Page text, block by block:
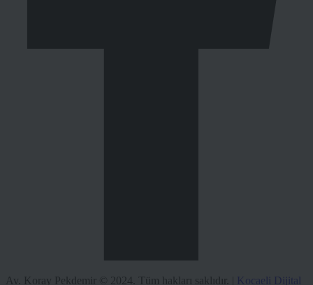
Av. Koray Pekdemir © 2024. Tüm hakları saklıdır. | Kocaeli Dijital